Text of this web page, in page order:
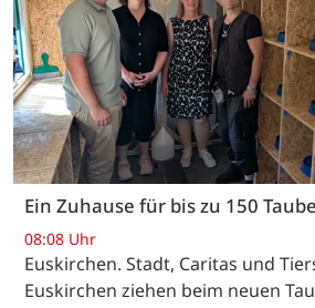
Ein Zuhause für bis zu 150
08:08 Uhr
Euskirchen. Stadt, Caritas und
Euskirchen ziehen beim neuen